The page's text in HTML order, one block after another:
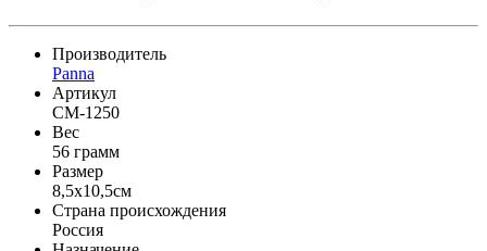
Производитель
Panna
Артикул
CM-1250
Вес
56 грамм
Размер
8,5x10,5см
Страна происхождения
Россия